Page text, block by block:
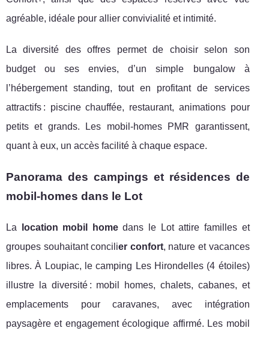
agréable, idéale pour allier convivialité et intimité.
La diversité des offres permet de choisir selon son
budget ou ses envies, d’un simple bungalow à
l’hébergement standing, tout en profitant de services
attractifs : piscine chauffée, restaurant, animations pour
petits et grands. Les mobil-homes PMR garantissent,
quant à eux, un accès facilité à chaque espace.
Panorama des campings et résidences de
mobil-homes dans le Lot
La location mobil homedans le Lot attire familles et
groupes souhaitant concilier confort, nature et vacances
libres. À Loupiac, le camping Les Hirondelles (4 étoiles)
illustre la diversité : mobil homes, chalets, cabanes, et
emplacements pour caravanes, avec intégration
paysagère et engagement écologique affirmé. Les mobil